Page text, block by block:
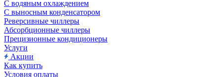
С водяным охлаждением
С выносным конденсатором
Реверсивные чиллеры
Абсорбционные чиллеры
Прецизионные кондиционеры
Услуги
Акции
Как купить
Условия оплаты